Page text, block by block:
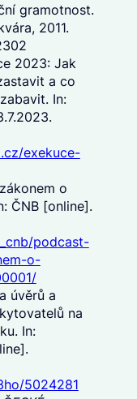
gramotnost.
2011.
2023: Jak
a co
In:
exekuce-
o
ČNB [online].
podcast-
o-
úvěrů a
na
In:
5024281